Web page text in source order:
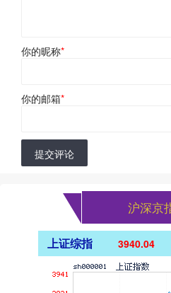
你的昵称*
你的邮箱*
提交评论
沪深京
上证综指 3940.04